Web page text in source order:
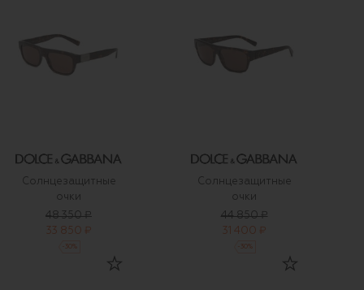
Солнцезащитные
очки
48 350 ₽
33 850 ₽
%
Солнцезащитные
очки
44 850 ₽
31 400 ₽
%